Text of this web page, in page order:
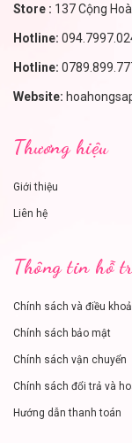
Store : 137 Cộng
Hotline:
Hotline:
Website:
Thương hiệu
Giới thiệu
Liên hệ
Thông tin hỗ
Chính sách và điều
Chính sách bảo mật
Chính sách vận chuyển
Chính sách đổi trả và
Hướng dẫn thanh toán